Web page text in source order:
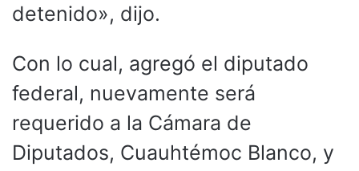
detenido», dijo.
Con lo cual, agregó el diputado
federal, nuevamente será
requerido a la Cámara de
Diputados, Cuauhtémoc Blanco, y